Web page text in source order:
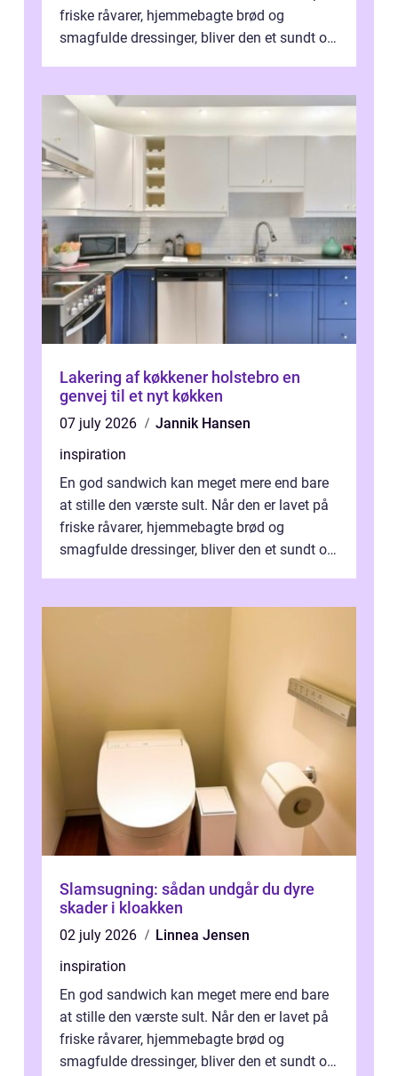
friske råvarer, hjemmebagte brød og
smagfulde dressinger, bliver den et sundt og
Lakering af køkkener holstebro en
genvej til et nyt køkken
07 july 2026
Jannik Hansen
inspiration
En god sandwich kan meget mere end bare
at stille den værste sult. Når den er lavet på
friske råvarer, hjemmebagte brød og
smagfulde dressinger, bliver den et sundt og
Slamsugning: sådan undgår du dyre
skader i kloakken
02 july 2026
Linnea Jensen
inspiration
En god sandwich kan meget mere end bare
at stille den værste sult. Når den er lavet på
friske råvarer, hjemmebagte brød og
smagfulde dressinger, bliver den et sundt og